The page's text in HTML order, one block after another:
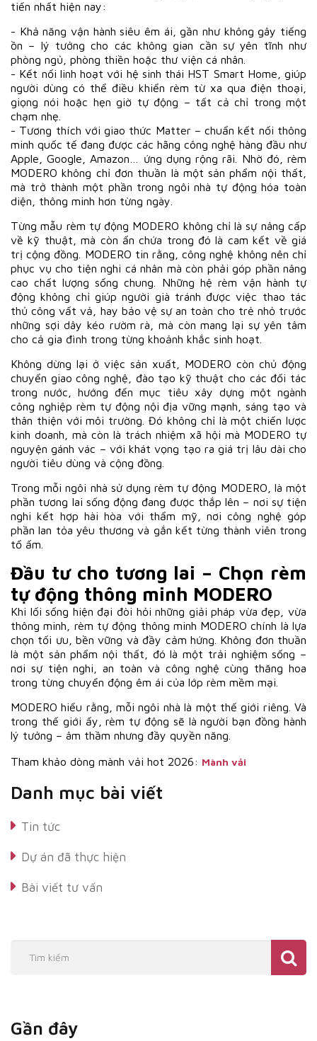
tiến nhất hiện nay:
- Khả năng vận hành siêu êm ái, gần như không gây tiếng
ồn – lý tưởng cho các không gian cần sự yên tĩnh như
phòng ngủ, phòng thiền hoặc thư viện cá nhân.
- Kết nối linh hoạt với hệ sinh thái HST Smart Home, giúp
người dùng có thể điều khiển rèm từ xa qua điện thoại,
giọng nói hoặc hẹn giờ tự động – tất cả chỉ trong một
chạm nhẹ.
- Tương thích với giao thức Matter – chuẩn kết nối thông
minh quốc tế đang được các hãng công nghệ hàng đầu như
Apple, Google, Amazon… ứng dụng rộng rãi. Nhờ đó, rèm
MODERO không chỉ đơn thuần là một sản phẩm nội thất,
mà trở thành một phần trong ngôi nhà tự động hóa toàn
diện, thông minh hơn từng ngày.
Từng mẫu rèm tự động MODERO không chỉ là sự nâng cấp
về kỹ thuật, mà còn ẩn chứa trong đó là cam kết về giá
trị cộng đồng. MODERO tin rằng, công nghệ không nên chỉ
phục vụ cho tiện nghi cá nhân mà còn phải góp phần nâng
cao chất lượng sống chung. Những hệ rèm vận hành tự
động không chỉ giúp người già tránh được việc thao tác
thủ công vất vả, hay bảo vệ sự an toàn cho trẻ nhỏ trước
những sợi dây kéo rườm rà, mà còn mang lại sự yên tâm
cho cả gia đình trong từng khoảnh khắc sinh hoạt.
Không dừng lại ở việc sản xuất, MODERO còn chủ động
chuyển giao công nghệ, đào tạo kỹ thuật cho các đối tác
trong nước, hướng đến mục tiêu xây dựng một ngành
công nghiệp rèm tự động nội địa vững mạnh, sáng tạo và
thân thiện với môi trường. Đó không chỉ là một chiến lược
kinh doanh, mà còn là trách nhiệm xã hội mà MODERO tự
nguyện gánh vác – với khát vọng tạo ra giá trị lâu dài cho
người tiêu dùng và cộng đồng.
Trong mỗi ngôi nhà sử dụng rèm tự động MODERO, là một
phần tương lai sống động đang được thắp lên – nơi sự tiện
nghi kết hợp hài hòa với thẩm mỹ, nơi công nghệ góp
phần lan tỏa yêu thương và gắn kết từng thành viên trong
tổ ấm.
Đầu tư cho tương lai – Chọn rèm
tự động thông minh MODERO
Khi lối sống hiện đại đòi hỏi những giải pháp vừa đẹp, vừa
thông minh, rèm tự động thông minh MODERO chính là lựa
chọn tối ưu, bền vững và đầy cảm hứng. Không đơn thuần
là một sản phẩm nội thất, đó là một trải nghiệm sống –
nơi sự tiện nghi, an toàn và công nghệ cùng thăng hoa
trong từng chuyển động êm ái của lớp rèm mềm mại.
MODERO hiểu rằng, mỗi ngôi nhà là một thế giới riêng. Và
trong thế giới ấy, rèm tự động sẽ là người bạn đồng hành
lý tưởng – âm thầm nhưng đầy quyền năng.
Tham khảo dòng mành vải hot 2026: Mành vải
Danh mục bài viết
Tin tức
Dự án đã thực hiện
Bài viết tư vấn
Gần đây